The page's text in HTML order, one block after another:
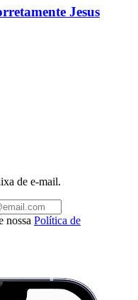
Jesus
de e-mail.
nossa Política de